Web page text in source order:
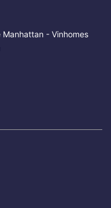
- Vinhomes